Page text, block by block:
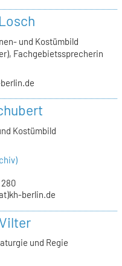
und Kostümbild
Fachgebietssprecherin
Kostümbild
berlin.de
und Regie